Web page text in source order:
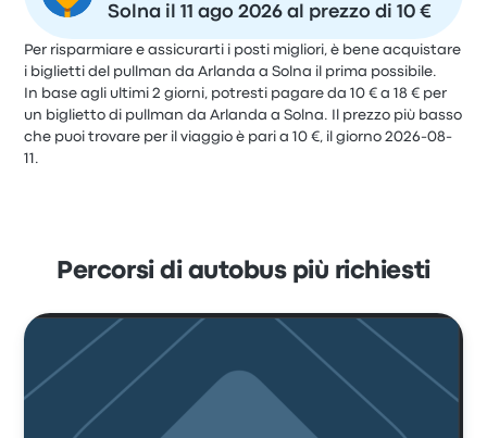
Solna il 11 ago 2026 al prezzo di 10 €
Per risparmiare e assicurarti i posti migliori, è bene acquistare
i biglietti del pullman da Arlanda a Solna il prima possibile.
In base agli ultimi 2 giorni, potresti pagare da 10 € a 18 € per
un biglietto di pullman da Arlanda a Solna. Il prezzo più basso
che puoi trovare per il viaggio è pari a 10 €, il giorno 2026-08-
11.
Percorsi di autobus più richiesti